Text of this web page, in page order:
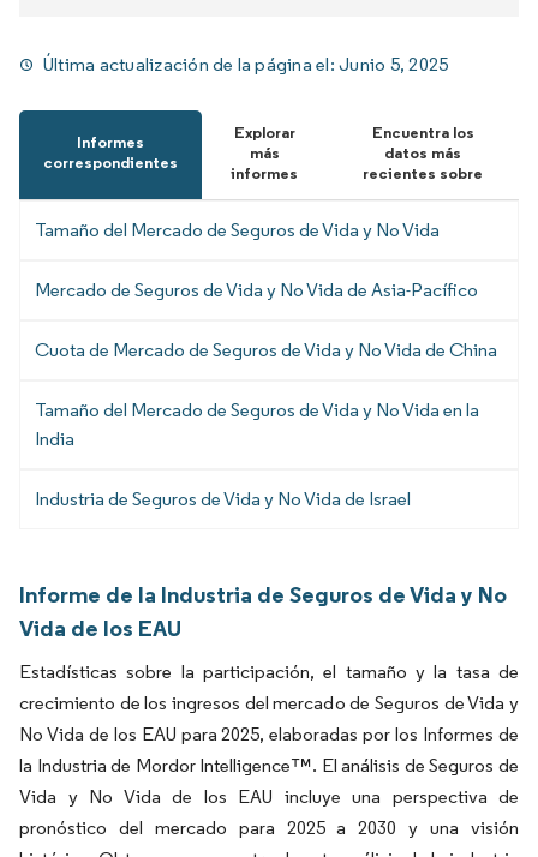
Última actualización de la página el:Junio 5, 2025
Informes
correspondientes
Explorar
más
informes
Encuentra los
datos más
recientes sobre
Tamaño del Mercado de Seguros de Vida y No Vida
Mercado de Seguros de Vida y No Vida de Asia-Pacífico
Cuota de Mercado de Seguros de Vida y No Vida de China
Tamaño del Mercado de Seguros de Vida y No Vida en la
India
Industria de Seguros de Vida y No Vida de Israel
Informe de la Industria de Seguros de Vida y No
Vida de los EAU
Estadísticas sobre la participación, el tamaño y la tasa de
crecimiento de los ingresos del mercado de Seguros de Vida y
No Vida de los EAU para 2025, elaboradas por los Informes de
la Industria de Mordor Intelligence™. El análisis de Seguros de
Vida y No Vida de los EAU incluye una perspectiva de
pronóstico del mercado para 2025 a 2030 y una visión